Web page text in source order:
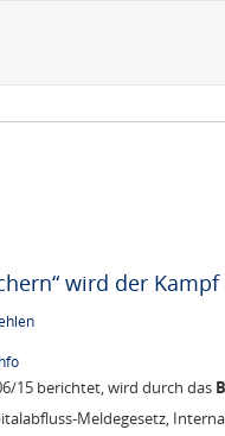
wird der
15 berichtet, wird durch das
Meldegesetz,